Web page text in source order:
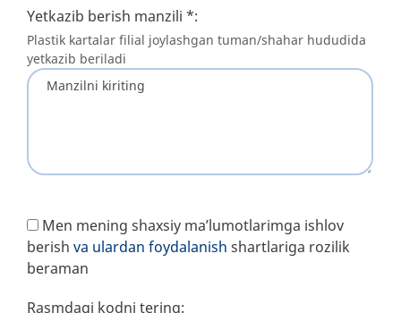
Yetkazib berish manzili *:
Plastik kartalar filial joylashgan tuman/shahar hududida
yetkazib beriladi
Men mening shaxsiy ma’lumotlarimga ishlov
berish va ulardan foydalanish shartlariga rozilik
beraman
Rasmdagi kodni tering: